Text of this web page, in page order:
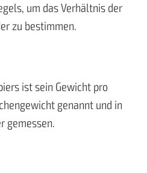
um das Verhältnis der
zu bestimmen.
ist sein Gewicht pro
genannt und in
gemessen.